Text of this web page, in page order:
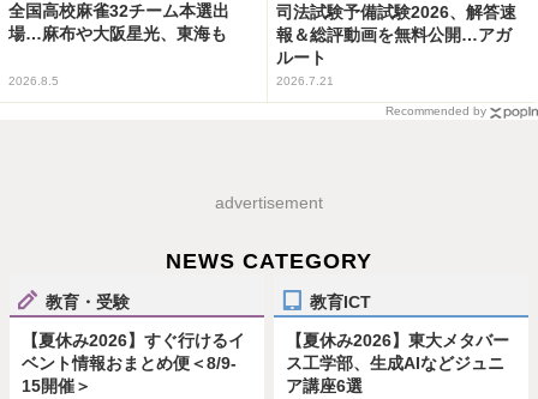
全国高校麻雀32チーム本選出
場…麻布や大阪星光、東海も
2026.8.5
司法試験予備試験2026、解答速
報＆総評動画を無料公開…アガ
ルート
2026.7.21
Recommended by
advertisement
NEWS CATEGORY
教育・受験
【夏休み2026】すぐ行けるイ
ベント情報おまとめ便＜8/9-
15開催＞
教育ICT
【夏休み2026】東大メタバー
ス工学部、生成AIなどジュニ
ア講座6選